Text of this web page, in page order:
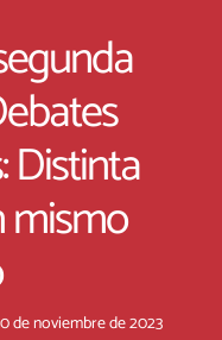
Distinta
mismo
de noviembre de 2023